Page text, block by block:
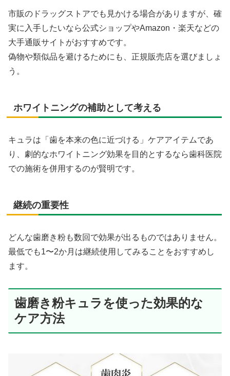
市販のドラッグストアでも見かける場合がありますが、確
実に入手したいなら公式ショップやAmazon・楽天などの
大手通販サイトがおすすめです。
偽物や類似品を避けるためにも、正規販売店を選びましょ
う。
ホワイトニングの補助として考える
キュラは「歯を本来の色に近づける」ケアアイテムであ
り、劇的なホワイトニング効果を目的とするなら歯科医院
での施術を併用するのが賢明です。
継続の重要性
どんな歯磨き粉も数回で効果が出るものではありません。
最低でも1〜2か月は継続使用してみることをおすすめし
ます。
歯磨き粉キュラを使った効果的な
ケア方法